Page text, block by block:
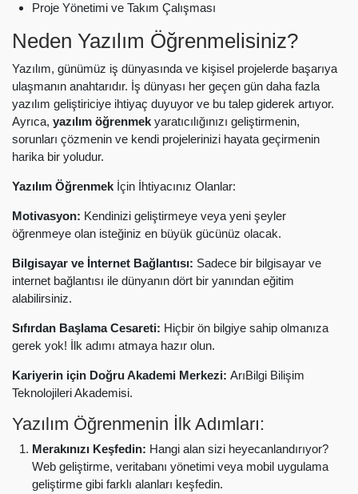
Proje Yönetimi ve Takım Çalışması
Neden Yazılım Öğrenmelisiniz?
Yazılım, günümüz iş dünyasında ve kişisel projelerde başarıya
ulaşmanın anahtarıdır. İş dünyası her geçen gün daha fazla
yazılım geliştiriciye ihtiyaç duyuyor ve bu talep giderek artıyor.
Ayrıca, yazılım öğrenmek yaratıcılığınızı geliştirmenin,
sorunları çözmenin ve kendi projelerinizi hayata geçirmenin
harika bir yoludur.
Yazılım Öğrenmek İçin İhtiyacınız Olanlar:
Motivasyon: Kendinizi geliştirmeye veya yeni şeyler
öğrenmeye olan isteğiniz en büyük gücünüz olacak.
Bilgisayar ve İnternet Bağlantısı: Sadece bir bilgisayar ve
internet bağlantısı ile dünyanın dört bir yanından eğitim
alabilirsiniz.
Sıfırdan Başlama Cesareti: Hiçbir ön bilgiye sahip olmanıza
gerek yok! İlk adımı atmaya hazır olun.
Kariyerin için Doğru Akademi Merkezi: ArıBilgi Bilişim
Teknolojileri Akademisi.
Yazılım Öğrenmenin İlk Adımları:
Merakınızı Keşfedin: Hangi alan sizi heyecanlandırıyor?
Web geliştirme, veritabanı yönetimi veya mobil uygulama
geliştirme gibi farklı alanları keşfedin.